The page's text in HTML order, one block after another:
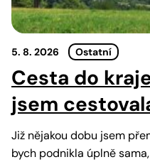
5. 8. 2026 Ostatní
Cesta do
jsem
Již nějakou dobu jsem
bych podnikla úplně